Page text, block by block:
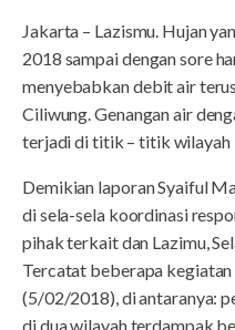
Jakarta – Lazismu. Hujan
2018 sampai dengan sore
menyebabkan debit air
Ciliwung. Genangan air
terjadi di titik – titik wilayah
Demikian laporan Syaiful
di sela-sela koordinasi
pihak terkait dan Lazimu,
Tercatat beberapa
(5/02/2018), di antaranya:
di dua wilayah terdampak